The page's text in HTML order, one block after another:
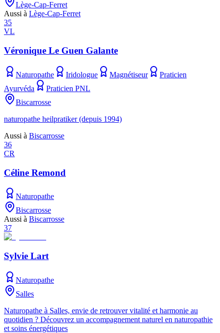
Lège-Cap-Ferret
Aussi à Lège-Cap-Ferret
35
VL
Véronique Le Guen Galante
Naturopathe Iridologue Magnétiseur
Praticien
Ayurvéda
Praticien PNL
Biscarrosse
naturopathe heilpratiker (depuis 1994)
Aussi à Biscarrosse
36
CR
Céline Remond
Naturopathe
Biscarrosse
Aussi à Biscarrosse
37
Sylvie Lart
Naturopathe
Salles
Naturopathe à Salles, envie de retrouver vitalité et harmonie au
quotidien ? Découvrez un accompagnement naturel en naturopathie
et soins énergétiques